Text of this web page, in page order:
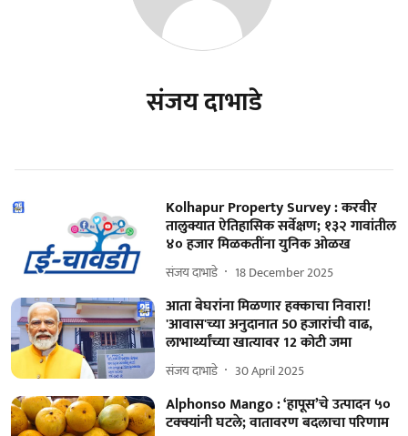
संजय दाभाडे
Kolhapur Property Survey : करवीर
तालुक्यात ऐतिहासिक सर्वेक्षण; १३२ गावांतील
४० हजार मिळकतींना युनिक ओळख
संजय दाभाडे 18 December 2025
आता बेघरांना मिळणार हक्काचा निवारा!
'आवास'च्या अनुदानात 50 हजारांची वाढ,
लाभार्थ्यांच्या खात्यावर 12 कोटी जमा
संजय दाभाडे 30 April 2025
Alphonso Mango : ‘हापूस’चे उत्पादन ५०
टक्क्यांनी घटले; वातावरण बदलाचा परिणाम